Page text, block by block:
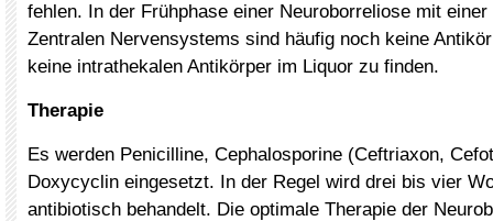
fehlen. In der Frühphase einer Neuroborreliose mit
Zentralen Nervensystems sind häufig noch keine
keine intrathekalen Antikörper im Liquor zu finden.
Therapie
Es werden Penicilline, Cephalosporine (Ceftriaxon,
Doxycyclin eingesetzt. In der Regel wird drei bis vier
antibiotisch behandelt. Die optimale Therapie der